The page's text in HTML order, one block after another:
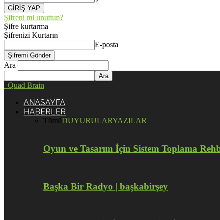
Şifreni mi unuttun?
Şifre kurtarma
Şifrenizi Kurtarın
E-posta
Ara
Quad Brain
ANASAYFA
HABERLER
TümüDUYURULARYAZILAR
Oyun ve Tasarım İçin Sistem Toplama
Başka Bir Radyo | başkabirşey